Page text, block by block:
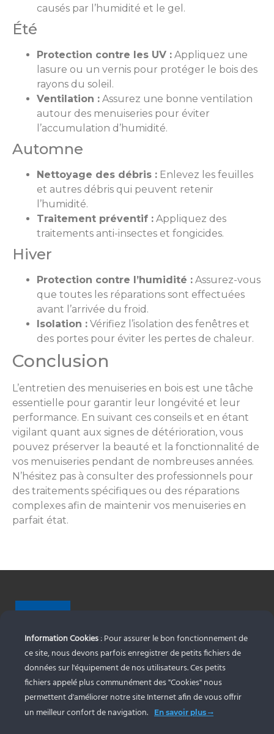
causés par l’humidité et le gel.
Été
Protection contre les UV : Appliquez une
lasure ou un vernis pour protéger le bois des
rayons du soleil.
Ventilation : Assurez une bonne ventilation
autour des menuiseries pour éviter
l’accumulation d’humidité.
Automne
Nettoyage des débris : Enlevez les feuilles
et autres débris qui peuvent retenir
l’humidité.
Traitement préventif : Appliquez des
traitements anti-insectes et fongicides.
Hiver
Protection contre l’humidité : Assurez-vous
que toutes les réparations sont effectuées
avant l’arrivée du froid.
Isolation : Vérifiez l’isolation des fenêtres et
des portes pour éviter les pertes de chaleur.
Conclusion
L’entretien des menuiseries en bois est une tâche
essentielle pour garantir leur longévité et leur
performance. En suivant ces conseils et en étant
vigilant quant aux signes de détérioration, vous
pouvez préserver la beauté et la fonctionnalité de
vos menuiseries pendant de nombreuses années.
N’hésitez pas à consulter des professionnels pour
des traitements spécifiques ou des réparations
complexes afin de maintenir vos menuiseries en
parfait état.
Alunord Aluminium
Spécialiste en fourniture et pose de menuiseries
aluminium tous formats. Nous travaillons à fournir
des matériaux et une prestation de haute qualité
pour un rendu esthétiquement plaisant et
Information Cookies: Pour assurer le bon fonctionnement de
ce site, nous devons parfois enregistrer de petits fichiers de
données sur l'équipement de nos utilisateurs. Ces petits
fichiers appelé plus communément des "Cookies" nous
permettent d'améliorer notre site Internet afin de vous offrir
un meilleur confort de navigation.
En savoir plus